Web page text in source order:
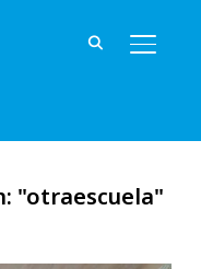
"otraescuela"